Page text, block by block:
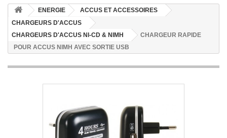
ENERGIE
ACCUS ET ACCESSOIRES
CHARGEURS D'ACCUS
CHARGEURS D'ACCUS NI-CD & NIMH
CHARGEUR RAPIDE
POUR ACCUS NIMH AVEC SORTIE USB